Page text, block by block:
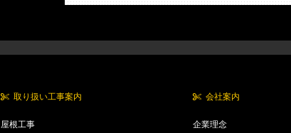
取り扱い工事案内
屋根工事
会社案内
企業理念